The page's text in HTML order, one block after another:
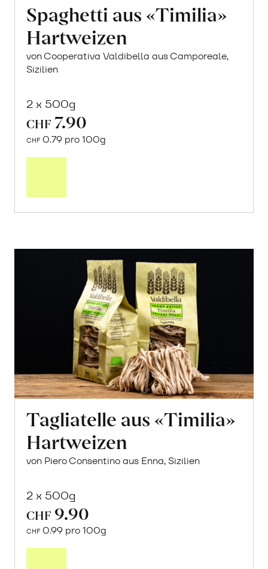
Spaghetti aus «Timilia»
Hartweizen
von Cooperativa Valdibella aus Camporeale,
Sizilien
2 x 500g
CHF 7.90
CHF 0.79 pro 100g
Tagliatelle aus «Timilia»
Hartweizen
von Piero Consentino aus Enna, Sizilien
2 x 500g
CHF 9.90
CHF 0.99 pro 100g